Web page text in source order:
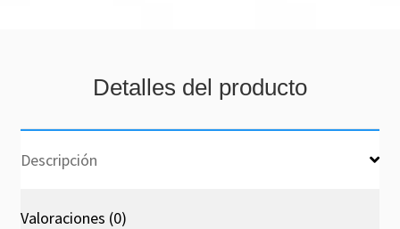
Detalles del producto
Descripción
Valoraciones (0)